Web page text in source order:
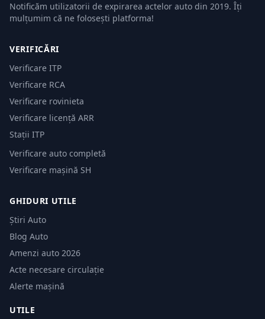
Notificăm utilizatorii de expirarea actelor auto din 2019. Îți
mulțumim că ne folosești platforma!
VERIFICĂRI
Verificare ITP
Verificare RCA
Verificare rovinieta
Verificare licență ARR
Stații ITP
Verificare auto completă
Verificare mașină SH
GHIDURI UTILE
Știri Auto
Blog Auto
Amenzi auto 2026
Acte necesare circulație
Alerte mașină
UTILE